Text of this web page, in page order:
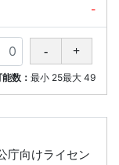
-
数： 最小 25最大 49
庁向けライセン